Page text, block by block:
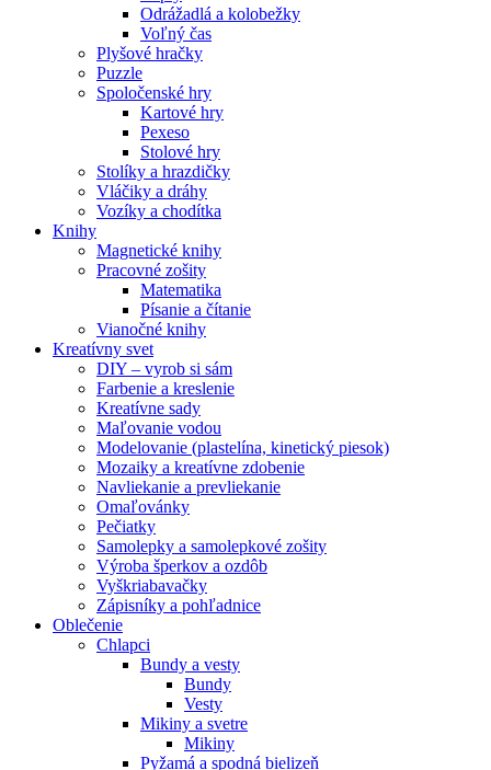
Odrážadlá a kolobežky
Voľný čas
Plyšové hračky
Puzzle
Spoločenské hry
Kartové hry
Pexeso
Stolové hry
Stolíky a hrazdičky
Vláčiky a dráhy
Vozíky a chodítka
Knihy
Magnetické knihy
Pracovné zošity
Matematika
Písanie a čítanie
Vianočné knihy
Kreatívny svet
DIY – vyrob si sám
Farbenie a kreslenie
Kreatívne sady
Maľovanie vodou
Modelovanie (plastelína, kinetický piesok)
Mozaiky a kreatívne zdobenie
Navliekanie a prevliekanie
Omaľovánky
Pečiatky
Samolepky a samolepkové zošity
Výroba šperkov a ozdôb
Vyškriabavačky
Zápisníky a pohľadnice
Oblečenie
Chlapci
Bundy a vesty
Bundy
Vesty
Mikiny a svetre
Mikiny
Pyžamá a spodná bielizeň